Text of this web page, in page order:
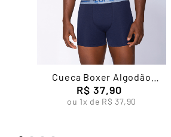
Cueca Boxer Algodão
Masculina Lupo
R$ 37,90
ou 1x de R$ 37,90